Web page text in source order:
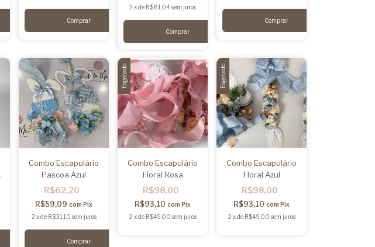
2 xde R$81,04 sem juros
Comprar
Combo Escapulário
Pascoa Azul
R$62,20
R$59,09 com Pix
2 xde R$31,10 sem juros
Esgotado
Combo Escapulário
Floral Rosa
R$98,00
R$93,10 com Pix
2 xde R$49,00 sem juros
Esgotado
Combo Escapulário
Floral Azul
R$98,00
R$93,10 com Pix
2 xde R$49,00 sem juros